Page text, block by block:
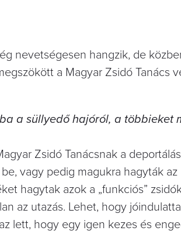
nevetségesen hangzik, de
a Magyar Zsidó Tanács
a süllyedő hajóról, a többieket
Zsidó Tanácsnak a
vagy pedig magukra hagyták az
hagytak azok a „funkciós”
az utazás. Lehet, hogy
lett, hogy egy igen kezes és